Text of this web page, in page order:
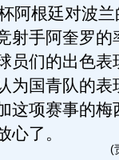
阿根廷对波
射手阿奎罗的
员们的出色表
为国青队的表
这项赛事的梅
了。
(